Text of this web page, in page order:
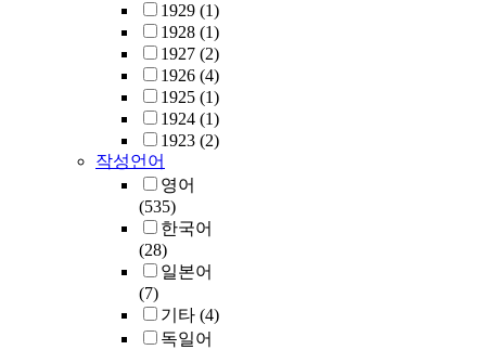
1929 (1)
1928 (1)
1927 (2)
1926 (4)
1925 (1)
1924 (1)
1923 (2)
작성언어
영어
(535)
한국어
(28)
일본어
(7)
기타 (4)
독일어